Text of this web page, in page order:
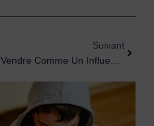
Suivant
Vendre Comme Un Influenceur TikTok